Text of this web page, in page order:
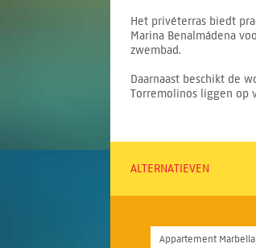
Het privéterras biedt
Marina Benalmádena
zwembad.
Daarnaast beschikt de
Torremolinos liggen op
ALTERNATIEVEN
Appartement